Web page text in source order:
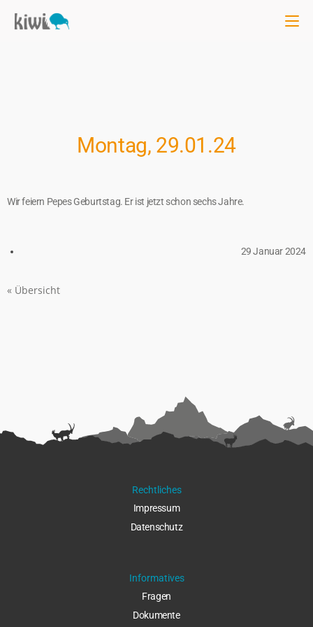
Montag, 29.01.24
Wir feiern Pepes Geburtstag. Er ist jetzt schon sechs Jahre.
29 Januar 2024
« Übersicht
Rechtliches
Impressum
Datenschutz
Informatives
Fragen
Dokumente